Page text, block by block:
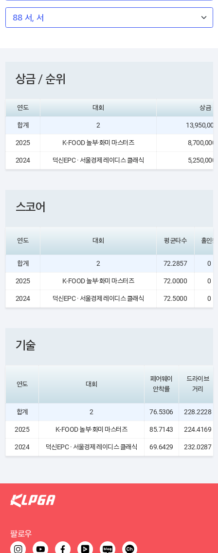
상금 / 순위
연도 대회 상금
합계 2 13,950,000
2025 K-FOOD 놀부·화미 마스터즈 8,700,000
2024 덕신EPC · 서울경제 레이디스 클래식 5,250,000
스코어
연도 대회 평균타수 홀인원
합계 2 72.2857 0
2025 K-FOOD 놀부·화미 마스터즈 72.0000 0
2024 덕신EPC · 서울경제 레이디스 클래식 72.5000 0
기술
연도 대회
페어웨이
안착률
드라이브
거리
합계 2 76.5306 228.2228
2025 K-FOOD 놀부·화미 마스터즈 85.7143 224.4169
2024 덕신EPC · 서울경제 레이디스 클래식 69.6429 232.0287
팔로우